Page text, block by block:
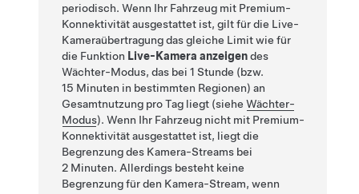
periodisch. Wenn Ihr Fahrzeug mit Premium-
Konnektivität ausgestattet ist, gilt für die Live-
Kameraübertragung das gleiche Limit wie für
die Funktion Live-Kamera anzeigendes
Wächter-Modus, das bei 1 Stunde (bzw.
15 Minuten in bestimmten Regionen) an
Gesamtnutzung pro Tag liegt (sieheWächter-
Modus). Wenn Ihr Fahrzeug nicht mit Premium-
Konnektivität ausgestattet ist, liegt die
Begrenzung des Kamera-Streams bei
2 Minuten. Allerdings besteht keine
Begrenzung für den Kamera-Stream, wenn